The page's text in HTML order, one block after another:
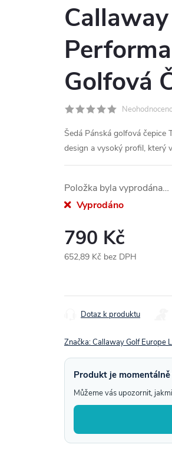
Golfová
Šedá Pánská golfová
design a vysoký profil, který
Položka byla vyprodána…
Vyprodáno
790 Kč
652,89 Kč bez DPH
Dotaz k produktu
Značka:Callaway Golf Europe
Produkt je
Můžeme vás upozornit,